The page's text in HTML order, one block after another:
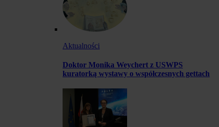
Aktualności
Doktor Monika Weychert z USWPS
kuratorką wystawy o współczesnych gettach